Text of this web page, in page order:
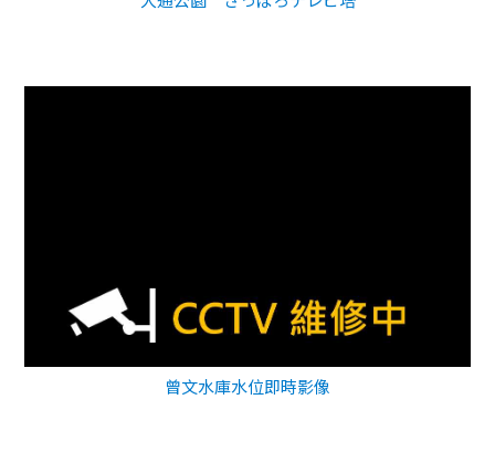
曾文水庫水位即時影像